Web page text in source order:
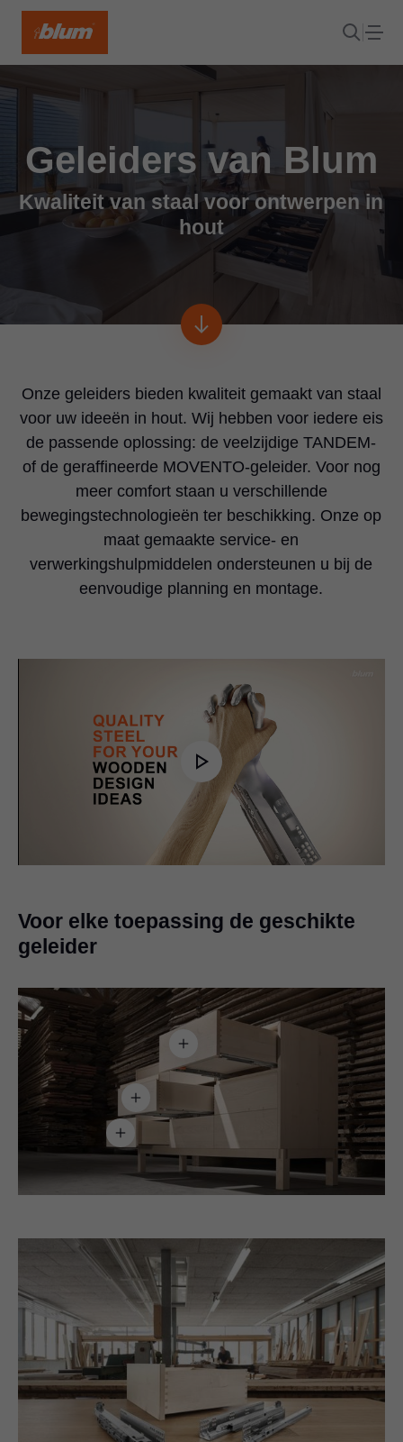
Geleiders van Blum
Kwaliteit van staal voor ontwerpen in
hout
Onze geleiders bieden kwaliteit gemaakt van staal
voor uw ideeën in hout. Wij hebben voor iedere eis
de passende oplossing: de veelzijdige TANDEM-
of de geraffineerde MOVENTO-geleider. Voor nog
meer comfort staan u verschillende
bewegingstechnologieën ter beschikking. Onze op
maat gemaakte service- en
verwerkingshulpmiddelen ondersteunen u bij de
eenvoudige planning en montage.
Play
Video
Voor elke toepassing de geschikte
geleider